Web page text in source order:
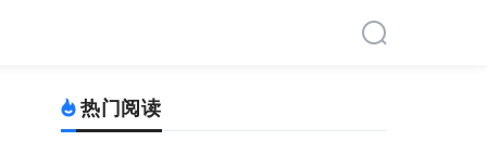
热门阅读